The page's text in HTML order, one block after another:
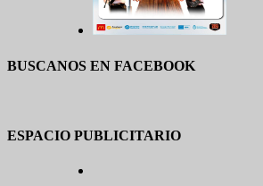
BUSCANOS EN FACEBOOK
ESPACIO PUBLICITARIO